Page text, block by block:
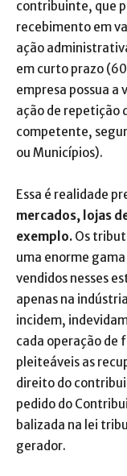
contribuinte, que
recebimento em
ação
em curto prazo
empresa possua a
ação de repetição
competente,
ou Municípios).
Essa é realidade
mercados, lojas
exemplo. Os
uma enorme
vendidos nesses
apenas na
incidem,
cada operação de
pleiteáveis as
direito do
pedido do
balizada na lei
gerador.